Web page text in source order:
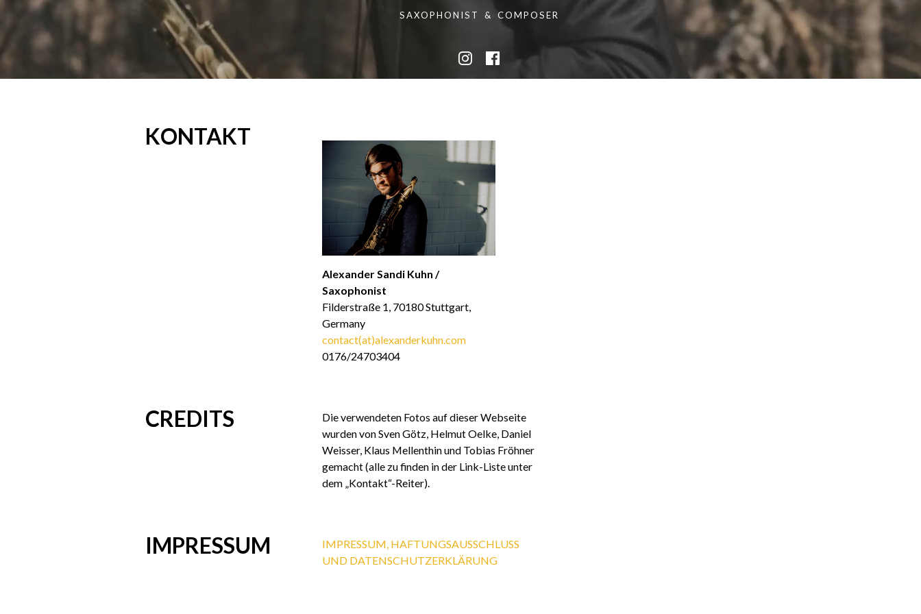
SAXOPHONIST & COMPOSER
KONTAKT
Alexander Sandi Kuhn /
Saxophonist
Filderstraße 1, 70180 Stuttgart,
Germany
contact(at)alexanderkuhn.com
0176/24703404
CREDITS
Die verwendeten Fotos auf dieser Webseite
wurden von Sven Götz, Helmut Oelke, Daniel
Weisser, Klaus Mellenthin und Tobias Fröhner
gemacht (alle zu finden in der Link-Liste unter
dem „Kontakt“-Reiter).
IMPRESSUM
IMPRESSUM, HAFTUNGSAUSSCHLUSS
UND DATENSCHUTZERKLÄRUNG